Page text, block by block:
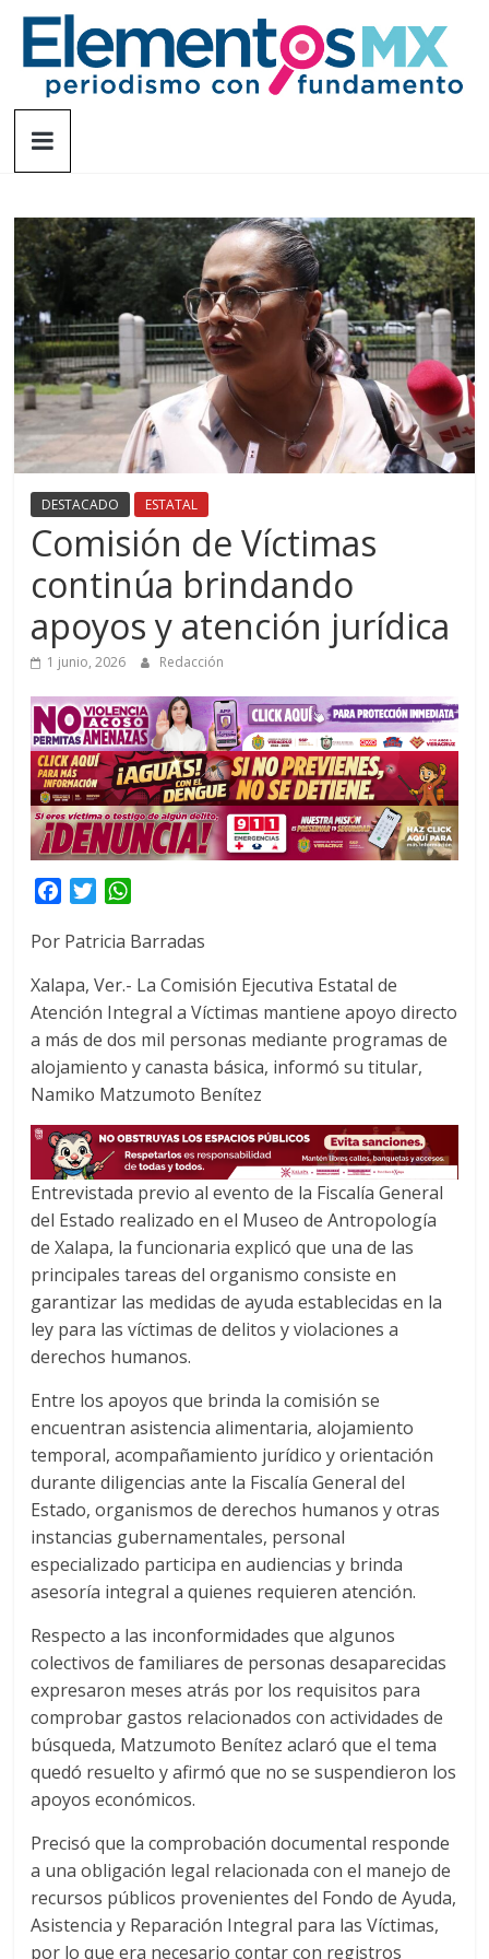
Saltar
contenido
Elementosmx
fundamento
DESTACADO ESTATAL
Comisión de Víctimas
continúa brindando
apoyos y atención jurídica
1 junio, 2026 Redacción
c
b
o
o
k
T
i
t
e
r
a
s
A
p
p
Por Patricia Barradas
Xalapa, Ver.- La Comisión Ejecutiva Estatal de
Atención Integral a Víctimas mantiene apoyo directo
a más de dos mil personas mediante programas de
alojamiento y canasta básica, informó su titular,
Namiko Matzumoto Benítez
Entrevistada previo al evento de la Fiscalía General
del Estado realizado en el Museo de Antropología
de Xalapa, la funcionaria explicó que una de las
principales tareas del organismo consiste en
garantizar las medidas de ayuda establecidas en la
ley para las víctimas de delitos y violaciones a
derechos humanos.
Entre los apoyos que brinda la comisión se
encuentran asistencia alimentaria, alojamiento
temporal, acompañamiento jurídico y orientación
durante diligencias ante la Fiscalía General del
Estado, organismos de derechos humanos y otras
instancias gubernamentales, personal
especializado participa en audiencias y brinda
asesoría integral a quienes requieren atención.
Respecto a las inconformidades que algunos
colectivos de familiares de personas desaparecidas
expresaron meses atrás por los requisitos para
comprobar gastos relacionados con actividades de
búsqueda, Matzumoto Benítez aclaró que el tema
quedó resuelto y afirmó que no se suspendieron los
apoyos económicos.
Precisó que la comprobación documental responde
a una obligación legal relacionada con el manejo de
recursos públicos provenientes del Fondo de Ayuda,
Asistencia y Reparación Integral para las Víctimas,
por lo que era necesario contar con registros